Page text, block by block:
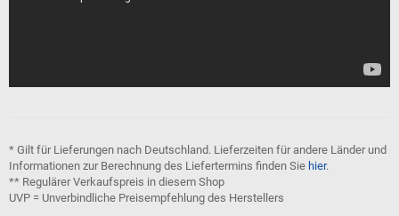
* Gilt für Lieferungen nach Deutschland. Lieferzeiten für andere Länder und
Informationen zur Berechnung des Liefertermins finden Sie hier.
** Regulärer Verkaufspreis in diesem Shop
UVP = Unverbindliche Preisempfehlung des Herstellers